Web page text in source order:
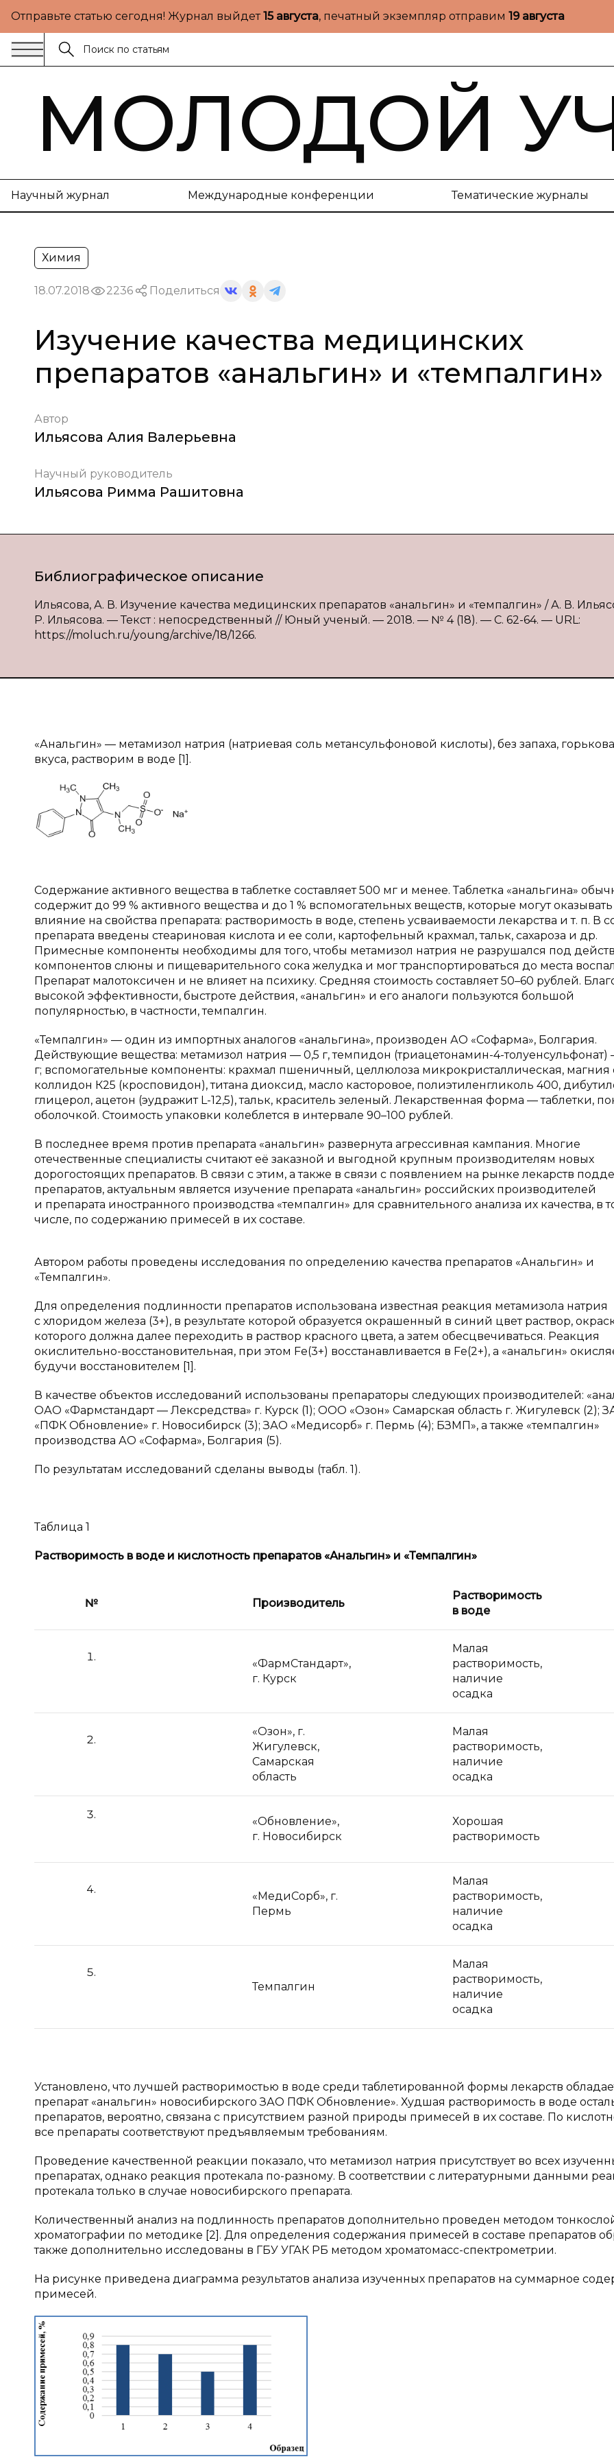
Отправьте статью сегодня! Журнал выйдет15 августа, печатный экземпляр отправим 19 августа
МОЛОДОЙ
Научный журнал Международные конференции Тематические журналы
Химия
18.07.2018 2236 Поделиться
Изучение качества медицинских
препаратов «анальгин» и «темпалгин»
Автор
Ильясова Алия Валерьевна
Научный руководитель
Ильясова Римма Рашитовна
Библиографическое описание
Ильясова, А. В. Изучение качества медицинских препаратов «анальгин» и «темпалгин» / А. В.
Р. Ильясова. — Текст : непосредственный // Юный ученый. — 2018. — № 4 (18). — С. 62-64. — URL:
https://moluch.ru/young/archive/18/1266.
«Анальгин» — метамизол натрия (натриевая соль метансульфоновой кислоты), без запаха,
вкуса, растворим в воде [1].
Содержание активного вещества в таблетке составляет 500 мг и менее. Таблетка «анальгина»
содержит до 99 % активного вещества и до 1 % вспомогательных веществ, которые могут оказывать
влияние на свойства препарата: растворимость в воде, степень усваиваемости лекарства и т. п. В
препарата введены стеариновая кислота и ее соли, картофельный крахмал, тальк, сахароза и др.
Примесные компоненты необходимы для того, чтобы метамизол натрия не разрушался под
компонентов слюны и пищеварительного сока желудка и мог транспортироваться до места
Препарат малотоксичен и не влияет на психику. Средняя стоимость составляет 50–60 рублей.
высокой эффективности, быстроте действия, «анальгин» и его аналоги пользуются большой
популярностью, в частности, темпалгин.
«Темпалгин» — один из импортных аналогов «анальгина», производен АО «Софарма», Болгария.
Действующие вещества: метамизол натрия — 0,5 г, темпидон (триацетонамин-4-толуенсульфонат)
г; вспомогательные компоненты: крахмал пшеничный, целлюлоза микрокристаллическая, магния
коллидон К25 (кросповидон), титана диоксид, масло касторовое, полиэтиленгликоль 400,
глицерол, ацетон (эудражит L-12,5), тальк, краситель зеленый. Лекарственная форма — таблетки,
оболочкой. Стоимость упаковки колеблется в интервале 90–100 рублей.
В последнее время против препарата «анальгин» развернута агрессивная кампания. Многие
отечественные специалисты считают её заказной и выгодной крупным производителям новых
дорогостоящих препаратов. В связи с этим, а также в связи с появлением на рынке лекарств
препаратов, актуальным является изучение препарата «анальгин» российских производителей
и препарата иностранного производства «темпалгин» для сравнительного анализа их качества, в
числе, по содержанию примесей в их составе.
Автором работы проведены исследования по определению качества препаратов «Анальгин» и
«Темпалгин».
Для определения подлинности препаратов использована известная реакция метамизола натрия
с хлоридом железа (3+), в результате которой образуется окрашенный в синий цвет раствор,
которого должна далее переходить в раствор красного цвета, а затем обесцвечиваться. Реакция
окислительно-восстановительная, при этом Fe(3+) восстанавливается в Fe(2+), а «анальгин»
будучи восстановителем [1].
В качестве объектов исследований использованы препараторы следующих производителей:
ОАО «Фармстандарт — Лексредства» г. Курск (1); ООО «Озон» Самарская область г. Жигулевск (2);
«ПФК Обновление» г. Новосибирск (3); ЗАО «Медисорб» г. Пермь (4); БЗМП», а также «темпалгин»
производства АО «Софарма», Болгария (5).
По результатам исследований сделаны выводы (табл. 1).
Таблица 1
Растворимость в воде и кислотность препаратов «Анальгин» и «Темпалгин»
№ Производитель
Растворимость
в воде
«ФармСтандарт»,
г. Курск
Малая
растворимость,
наличие
осадка
«Озон», г.
Жигулевск,
Самарская
область
Малая
растворимость,
наличие
осадка
«Обновление»,
г. Новосибирск
Хорошая
растворимость
«МедиСорб», г.
Пермь
Малая
растворимость,
наличие
осадка
Темпалгин
Малая
растворимость,
наличие
осадка
Установлено, что лучшей растворимостью в воде среди таблетированной формы лекарств
препарат «анальгин» новосибирского ЗАО ПФК Обновление». Худшая растворимость в воде
препаратов, вероятно, связана с присутствием разной природы примесей в их составе. По
все препараты соответствуют предъявляемым требованиям.
Проведение качественной реакции показало, что метамизол натрия присутствует во всех
препаратах, однако реакция протекала по-разному. В соответствии с литературными данными
протекала только в случае новосибирского препарата.
Количественный анализ на подлинность препаратов дополнительно проведен методом
хроматографии по методике [2]. Для определения содержания примесей в составе препаратов
также дополнительно исследованы в ГБУ УГАК РБ методом хроматомасс-спектрометрии.
На рисунке приведена диаграмма результатов анализа изученных препаратов на суммарное
примесей.